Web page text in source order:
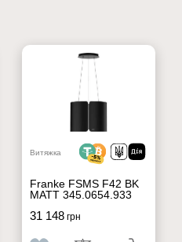
Витяжка
Franke FSMS F42 BK
MATT 345.0654.933
31 148грн